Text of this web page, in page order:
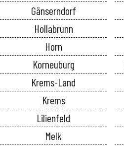
Gänserndorf
Hollabrunn
Horn
Korneuburg
Krems-Land
Krems
Lilienfeld
Melk